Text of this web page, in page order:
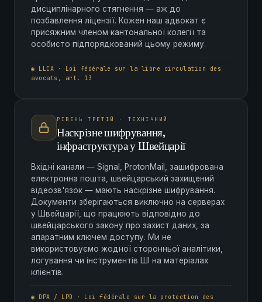
дисциплінарного стягнення — аж до
позбавлення ліцензії. Кожен наш адвокат є
присяжним членом кантональної колегії та
особисто підпорядкований цьому режиму.
◉ LLCA · Loi fédérale sur la libre circulation des
avocats, art. 13
РІВЕНЬ ТРЕТІЙ · ТЕХНІЧНИЙ
Наскрізне шифрування,
інфраструктура у Швейцарії
Вхідні канали — Signal, ProtonMail, зашифрована
електронна пошта, швейцарський захищений
відеозв'язок — мають наскрізне шифрування.
Документи зберігаються виключно на серверах
у Швейцарії, що працюють відповідно до
швейцарського закону про захист даних, за
апаратним ключем доступу. Ми не
використовуємо жодної сторонньої аналітики,
логування чи інструментів ШІ на матеріалах
клієнтів.
◉ DPA / LPD · Loi fédérale sur la protection des